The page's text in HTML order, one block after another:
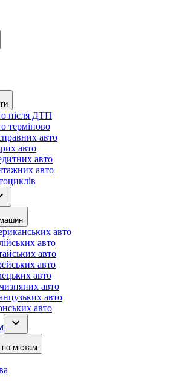
після ДТП
терміново
авто
авто
авто
авто
авто
авто
авто
авто
авто
авто
авто
авто
містам